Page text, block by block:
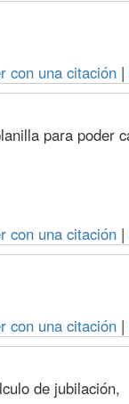
con una citación |
para poder
con una citación |
con una citación |
de jubilación,